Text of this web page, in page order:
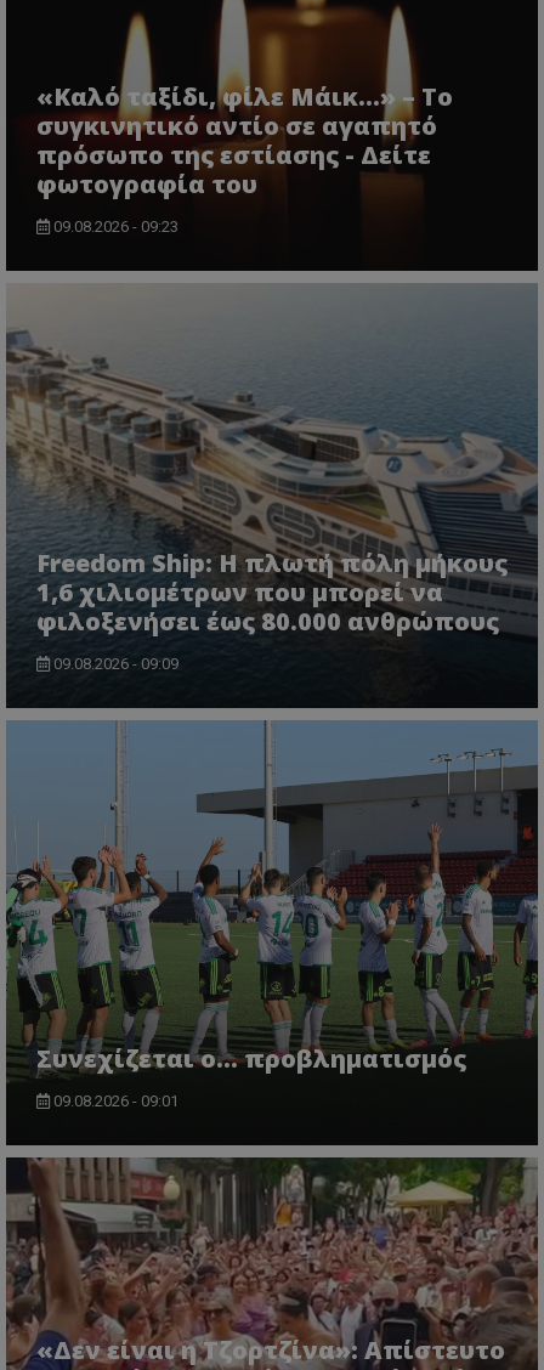
«Καλό ταξίδι, φίλε Μάικ…» – Το
συγκινητικό αντίο σε αγαπητό
πρόσωπο της εστίασης - Δείτε
φωτογραφία του
09.08.2026 - 09:23
Freedom Ship: Η πλωτή πόλη μήκους
1,6 χιλιομέτρων που μπορεί να
φιλοξενήσει έως 80.000 ανθρώπους
09.08.2026 - 09:09
Συνεχίζεται ο... προβληματισμός
09.08.2026 - 09:01
«Δεν είναι η Τζορτζίνα»: Απίστευτο